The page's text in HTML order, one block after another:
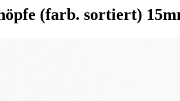
(farb. sortiert)